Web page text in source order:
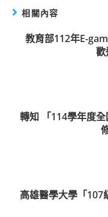
相關內容
教育部112年E-
歡
轉知 「114學年度
高雄醫學大學「107